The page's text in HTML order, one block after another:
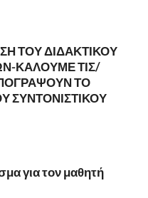
ΤΟΥ ΔΙΔΑΚΤΙΚΟΥ
ΚΑΛΟΥΜΕ ΤΙΣ/
ΤΟ
ΣΥΝΤΟΝΙΣΤΙΚΟΥ
για τον μαθητή